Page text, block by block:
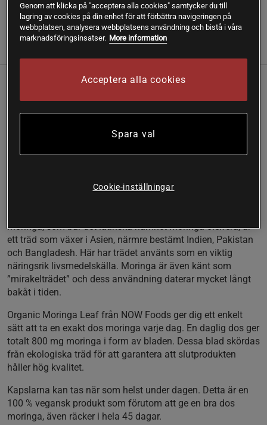
Läs mer
Bangladesh och har använts som en viktig näringsrik
livsmedelskälla. Organic Moringa Leaf från NOW Foods
innehåller bladen från ekologiskt odlade träd. Varje kapsel
100 % vegansk
Moringa, som bär det latinska namnet Moringa oleifera, är
ett träd som växer i Asien, närmre bestämt Indien, Pakistan
och Bangladesh. Här har trädet använts som en viktig
näringsrik livsmedelskälla. Moringa är även känt som
”mirakelträdet” och dess användning daterar mycket långt
bakåt i tiden.
Organic Moringa Leaf från NOW Foods ger dig ett enkelt
sätt att ta en exakt dos moringa varje dag. En daglig dos ger
totalt 800 mg moringa i form av bladen. Dessa blad skördas
från ekologiska träd för att garantera att slutprodukten
håller hög kvalitet.
Kapslarna kan tas när som helst under dagen. Detta är en
100 % vegansk produkt som förutom att ge en bra dos
moringa, även räcker i hela 45 dagar.
Genom att klicka på "acceptera alla cookies" samtycker du till
lagring av cookies på din enhet för att förbättra navigeringen på
webbplatsen, analysera webbplatsens användning och bistå i våra
marknadsföringsinsatser. More information
Acceptera alla cookies
Spara val
Cookie-inställningar